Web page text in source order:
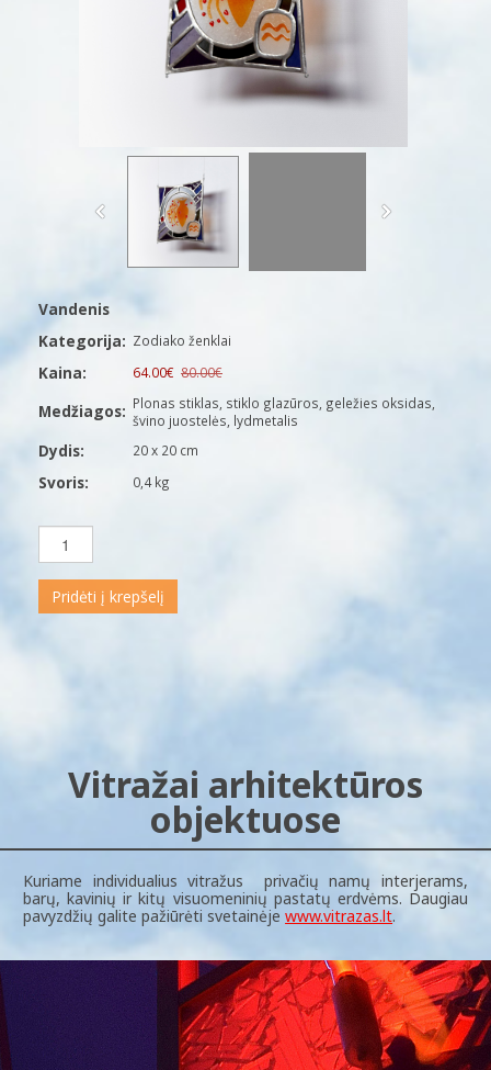
Vandenis
Kategorija: Zodiako ženklai
Kaina: 64.00€ 80.00€
Medžiagos: Plonas stiklas, stiklo glazūros, geležies oksidas,
švino juostelės, lydmetalis
Dydis: 20 x 20 cm
Svoris: 0,4 kg
Pridėti į krepšelį
Vitražai arhitektūros
objektuose
Kuriame individualius vitražus privačių namų interjerams,
barų, kavinių ir kitų visuomeninių pastatų erdvėms. Daugiau
pavyzdžių galite pažiūrėti svetainėjewww.vitrazas.lt.